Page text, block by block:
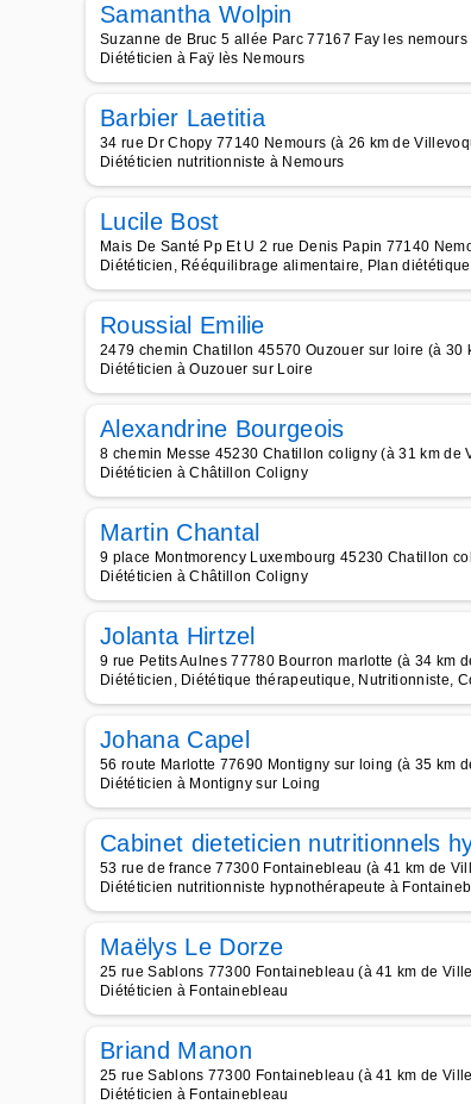
Samantha Wolpin
Suzanne de Bruc 5 allée Parc 77167 Fay les
Diététicien à Faÿ lès Nemours
Barbier Laetitia
34 rue Dr Chopy 77140 Nemours (à 26 km de
Diététicien nutritionniste à Nemours
Lucile Bost
Mais De Santé Pp Et U 2 rue Denis Papin 77140
Diététicien, Rééquilibrage alimentaire, Plan
Roussial Emilie
2479 chemin Chatillon 45570 Ouzouer sur loire (à 30
Diététicien à Ouzouer sur Loire
Alexandrine Bourgeois
8 chemin Messe 45230 Chatillon coligny (à 31 km de
Diététicien à Châtillon Coligny
Martin Chantal
9 place Montmorency Luxembourg 45230 Chatillon
Diététicien à Châtillon Coligny
Jolanta Hirtzel
9 rue Petits Aulnes 77780 Bourron marlotte (à 34 km
Diététicien, Diététique thérapeutique, Nutritionniste,
Johana Capel
56 route Marlotte 77690 Montigny sur loing (à 35 km
Diététicien à Montigny sur Loing
Cabinet dieteticien nutritionnels
53 rue de france 77300 Fontainebleau (à 41 km de
Diététicien nutritionniste hypnothérapeute à
Maëlys Le Dorze
25 rue Sablons 77300 Fontainebleau (à 41 km de
Diététicien à Fontainebleau
Briand Manon
25 rue Sablons 77300 Fontainebleau (à 41 km de
Diététicien à Fontainebleau